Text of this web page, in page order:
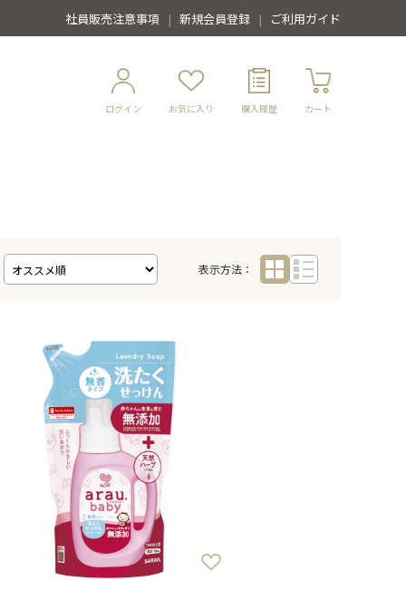
社員販売注意事項 新規会員登録 ご利用ガイド
ログイン お気に入り 購入履歴 カート
表示方法：